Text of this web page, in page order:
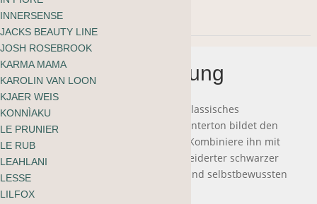
Beschreibung
Dunkel und köstlich saftig - unser klassisches
Scharlachrot mit seinem zartrosa Unterton bildet den
perfekten Kontrast zu heller Haut. Kombiniere ihn mit
neutralen Tönen oder massgeschneiderter schwarzer
Arbeitskleidung, um einen coolen und selbstbewussten
Look zu erzielen.
INNERSENSE
JACKS BEAUTY LINE
JOSH ROSEBROOK
KARMA MAMA
KAROLIN VAN LOON
KJAER WEIS
KONNÌAKU
LE PRUNIER
LE RUB
LEAHLANI
LESSE
LILFOX